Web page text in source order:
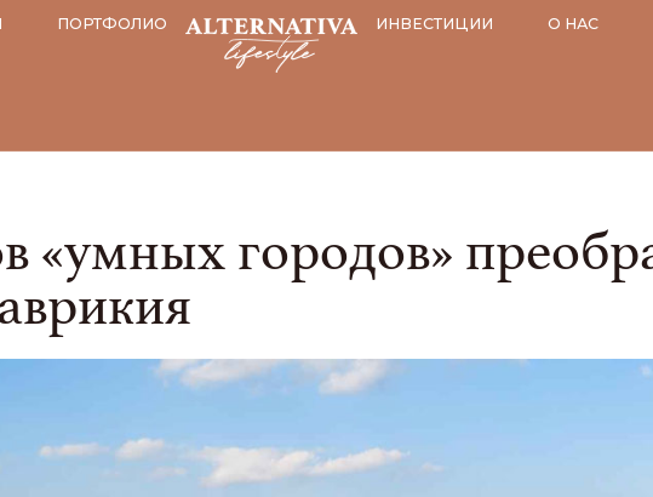
ПОРТФОЛИО ИНВЕСТИЦИИ О НАС
«умных городов»